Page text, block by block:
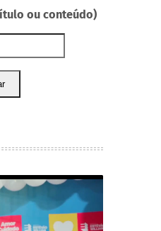
ou conteúdo)